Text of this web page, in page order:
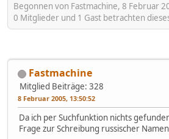
Begonnen von Fastmachine, 8 Februar
0 Mitglieder und 1 Gast betrachten
Fastmachine
Mitglied Beiträge: 328
8 Februar 2005, 13:50:52
Da ich per Suchfunktion nichts
Frage zur Schreibung russischer